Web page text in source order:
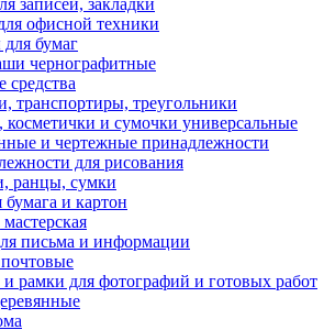
записей, закладки
офисной техники
бумаг
чернографитные
средства
транспортиры, треугольники
и сумочки универсальные
и чертежные принадлежности
для рисования
ранцы, сумки
бумага и картон
письма и информации
рамки для фотографий и готовых работ